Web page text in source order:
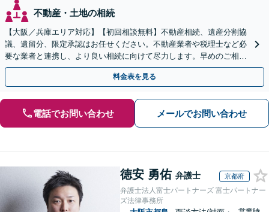
不動産・土地の相続
【大阪／兵庫エリア対応】【初回相談無料】不動産相続、遺産分割協
議、遺留分、限定承認はお任せください。不動産業者や税理士など必
要な業者と連携し、より良い相続に向けて尽力します。早めのご相談
が複雑化を防ぐカギとなります【休日相談可】
料金表を見る
電話でお問い合わせ メールでお問い合わせ
徳安 勇佑 弁護士 京都府
弁護士法人富士パートナーズ 富士パートナー
ズ法律事務所